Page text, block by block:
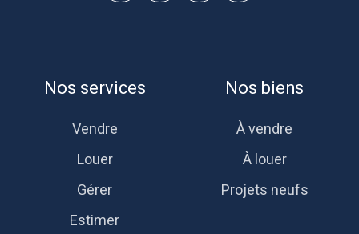
Nos services
Vendre
Louer
Gérer
Estimer
Nos biens
À vendre
À louer
Projets neufs